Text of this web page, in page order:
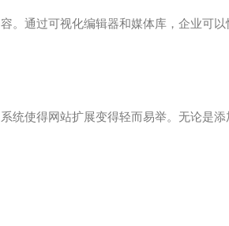
通过可视化编辑器和媒体库，企业可
使得网站扩展变得轻而易举。无论是